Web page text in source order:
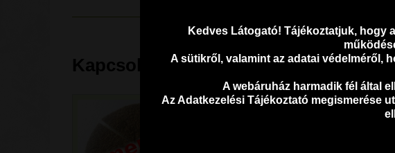
Kapcsolódó termékek:
Kedves Látogató! Tájékoztatjuk, hogy
A sütikről, valamint az adatai védelméről,
A webáruház harmadik fél által
Az Adatkezelési Tájékoztató megismerése